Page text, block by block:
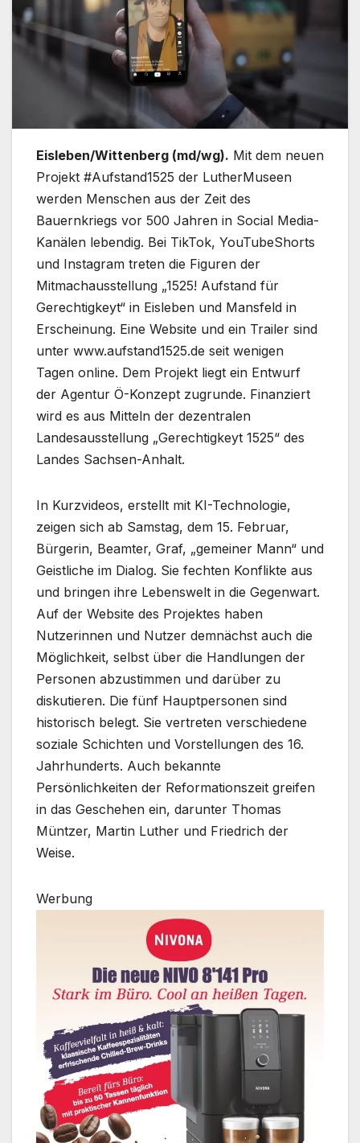
Eisleben/Wittenberg (md/wg). Mit dem neuen
Projekt #Aufstand1525 der LutherMuseen
werden Menschen aus der Zeit des
Bauernkriegs vor 500 Jahren in Social Media-
Kanälen lebendig. Bei TikTok, YouTubeShorts
und Instagram treten die Figuren der
Mitmachausstellung „1525! Aufstand für
Gerechtigkeyt“ in Eisleben und Mansfeld in
Erscheinung. Eine Website und ein Trailer sind
unter www.aufstand1525.de seit wenigen
Tagen online. Dem Projekt liegt ein Entwurf
der Agentur Ö-Konzept zugrunde. Finanziert
wird es aus Mitteln der dezentralen
Landesausstellung „Gerechtigkeyt 1525“ des
Landes Sachsen-Anhalt.
In Kurzvideos, erstellt mit KI-Technologie,
zeigen sich ab Samstag, dem 15. Februar,
Bürgerin, Beamter, Graf, „gemeiner Mann“ und
Geistliche im Dialog. Sie fechten Konflikte aus
und bringen ihre Lebenswelt in die Gegenwart.
Auf der Website des Projektes haben
Nutzerinnen und Nutzer demnächst auch die
Möglichkeit, selbst über die Handlungen der
Personen abzustimmen und darüber zu
diskutieren. Die fünf Hauptpersonen sind
historisch belegt. Sie vertreten verschiedene
soziale Schichten und Vorstellungen des 16.
Jahrhunderts. Auch bekannte
Persönlichkeiten der Reformationszeit greifen
in das Geschehen ein, darunter Thomas
Müntzer, Martin Luther und Friedrich der
Weise.
Werbung